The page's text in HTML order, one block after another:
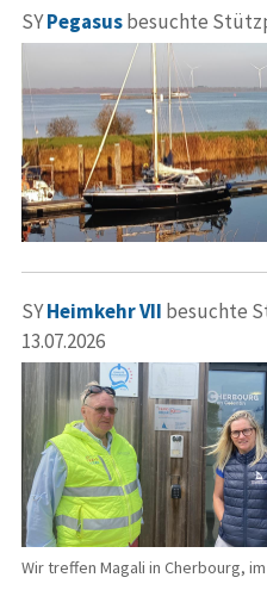
SYPegasusbesuchte
SYHeimkehr VII besuchte
13.07.2026
Wir treffen Magali in Cherbourg,